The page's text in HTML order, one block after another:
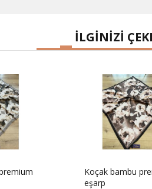
İLGİNİZİ
Koçak bambu
eşarp